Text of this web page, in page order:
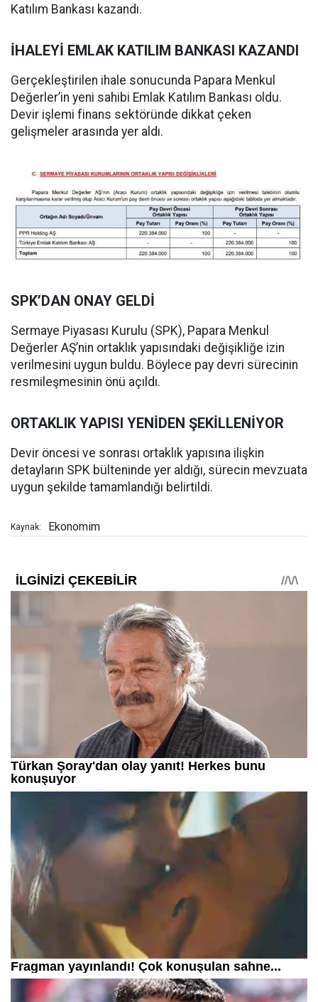
Katılım Bankası kazandı.
İHALEYİ EMLAK KATILIM BANKASI KAZANDI
Gerçekleştirilen ihale sonucunda Papara Menkul
Değerler’in yeni sahibi Emlak Katılım Bankası oldu.
Devir işlemi finans sektöründe dikkat çeken
gelişmeler arasında yer aldı.
SPK’DAN ONAY GELDİ
Sermaye Piyasası Kurulu (SPK), Papara Menkul
Değerler AŞ’nin ortaklık yapısındaki değişikliğe izin
verilmesini uygun buldu. Böylece pay devri sürecinin
resmileşmesinin önü açıldı.
ORTAKLIK YAPISI YENİDEN ŞEKİLLENİYOR
Devir öncesi ve sonrası ortaklık yapısına ilişkin
detayların SPK bülteninde yer aldığı, sürecin mevzuata
uygun şekilde tamamlandığı belirtildi.
Kaynak: Ekonomim